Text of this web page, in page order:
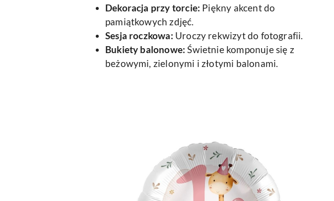
Dekoracja przy torcie: Piękny akcent do
pamiątkowych zdjęć.
Sesja roczkowa: Uroczy rekwizyt do fotografii.
Bukiety balonowe: Świetnie komponuje się z
beżowymi, zielonymi i złotymi balonami.